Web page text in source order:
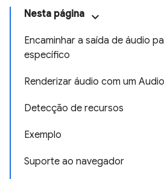
Nesta página
Encaminhar a saída de áudio
específico
Renderizar áudio com um
Detecção de recursos
Exemplo
Suporte ao navegador